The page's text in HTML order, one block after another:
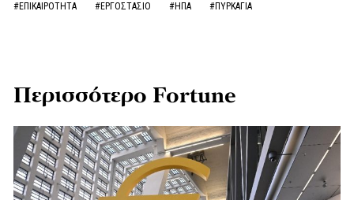
#ΕΠΙΚΑΙΡΟΤΗΤΑ #ΕΡΓΟΣΤΑΣΙΟ #ΗΠΑ #ΠΥΡΚΑΓΙΑ
Περισσότερο Fortune